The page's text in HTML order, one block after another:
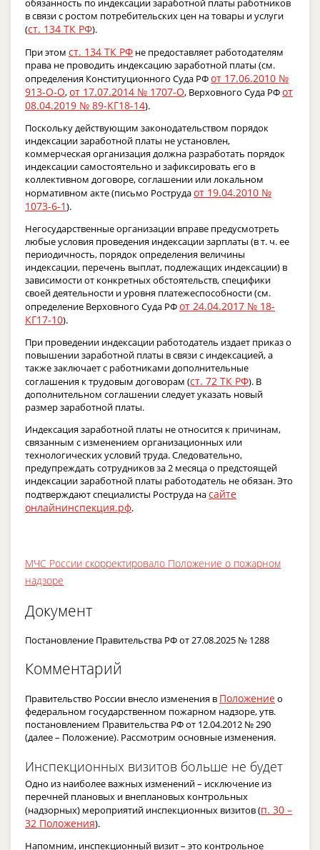
обязанность по индексации заработной платы работников
в связи с ростом потребительских цен на товары и услуги
(ст. 134 ТК РФ).
При этом ст. 134 ТК РФ не предоставляет работодателям
права не проводить индексацию заработной платы (см.
определения Конституционного Суда РФот 17.06.2010 №
913-О-О,от 17.07.2014 № 1707-О, Верховного Суда РФот
08.04.2019 № 89-КГ18-14).
Поскольку действующим законодательством порядок
индексации заработной платы не установлен,
коммерческая организация должна разработать порядок
индексации самостоятельно и зафиксировать его в
коллективном договоре, соглашении или локальном
нормативном акте (письмо Рострудаот 19.04.2010 №
1073-6-1).
Негосударственные организации вправе предусмотреть
любые условия проведения индексации зарплаты (в т. ч. ее
периодичность, порядок определения величины
индексации, перечень выплат, подлежащих индексации) в
зависимости от конкретных обстоятельств, специфики
своей деятельности и уровня платежеспособности (см.
определение Верховного Суда РФот 24.04.2017 № 18-
КГ17-10).
При проведении индексации работодатель издает приказ о
повышении заработной платы в связи с индексацией, а
также заключает с работниками дополнительные
соглашения к трудовым договорам (ст. 72 ТК РФ). В
дополнительном соглашении следует указать новый
размер заработной платы.
Индексация заработной платы не относится к причинам,
связанным с изменением организационных или
технологических условий труда. Следовательно,
предупреждать сотрудников за 2 месяца о предстоящей
индексации заработной платы работодатель не обязан. Это
подтверждают специалисты Роструда насайте
онлайнинспекция.рф.
МЧС России скорректировало Положение о пожарном
надзоре
Документ
Постановление Правительства РФ от 27.08.2025 № 1288
Комментарий
Правительство России внесло изменения в Положениео
федеральном государственном пожарном надзоре, утв.
постановлением Правительства РФ от 12.04.2012 № 290
(далее – Положение). Рассмотрим основные изменения.
Инспекционных визитов больше не будет
Одно из наиболее важных изменений – исключение из
перечней плановых и внеплановых контрольных
(надзорных) мероприятий инспекционных визитов (п. 30 –
32 Положения).
Напомним, инспекционный визит – это контрольное